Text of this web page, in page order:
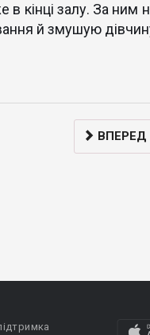
кінці залу. За ним
й змушую
ВПЕРЕД